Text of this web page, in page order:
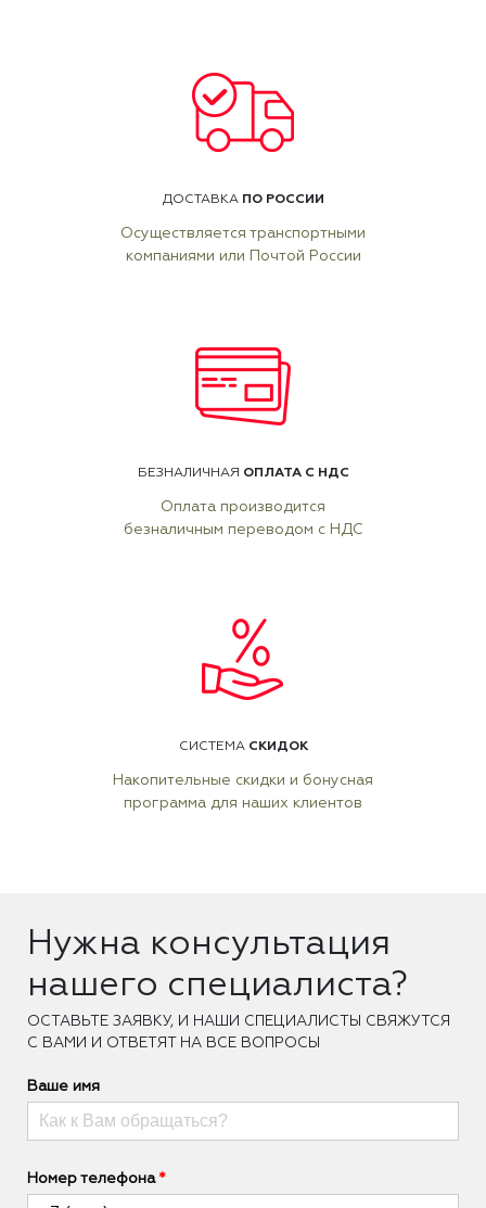
ДОСТАВКА ПО РОССИИ
Осуществляется транспортными
компаниями или Почтой России
БЕЗНАЛИЧНАЯ ОПЛАТА С НДС
Оплата производится
безналичным переводом с НДС
СИСТЕМА СКИДОК
Накопительные скидки и бонусная
программа для наших клиентов
Нужна консультация
нашего специалиста?
ОCТАВЬТЕ ЗАЯВКУ, И НАШИ СПЕЦИАЛИСТЫ СВЯЖУТСЯ
С ВАМИ И ОТВЕТЯТ НА ВСЕ ВОПРОСЫ
Ваше имя
Номер телефона